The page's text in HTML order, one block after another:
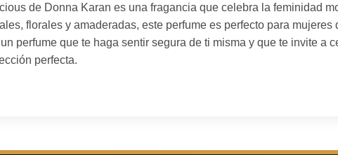
de Donna Karan es una fragancia que celebra la feminidad
florales y amaderadas, este perfume es perfecto para mujeres
perfume que te haga sentir segura de ti misma y que te invite a
perfecta.